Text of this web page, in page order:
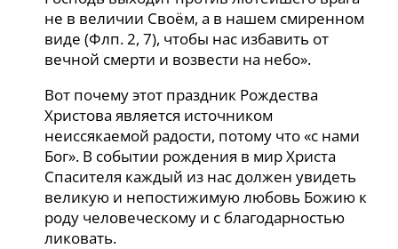
не в величии Своём, а в нашем смиренном
виде (Флп. 2, 7), чтобы нас избавить от
вечной смерти и возвести на небо».
Вот почему этот праздник Рождества
Христова является источником
неиссякаемой радости, потому что «с нами
Бог». В событии рождения в мир Христа
Спасителя каждый из нас должен увидеть
великую и непостижимую любовь Божию к
роду человеческому и с благодарностью
ликовать.